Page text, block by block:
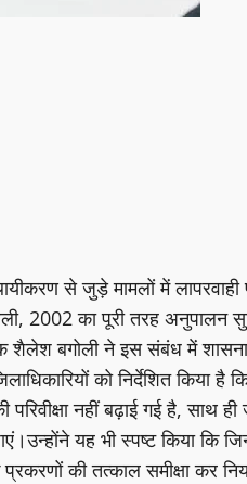
से जुड़े मामलों में लापरवाही
2002 का पूरी तरह अनुपालन
शैलेश बगोली ने इस संबंध में
को निर्देशित किया
परिवीक्षा नहीं बढ़ाई गई है,
यह भी स्पष्ट किया कि जिन
की तत्काल समीक्षा कर